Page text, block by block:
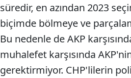
süredir, en azından 2023
biçimde bölmeye ve
Bu nedenle de AKP
muhalefet karşısında
gerektirmiyor. CHP'lilerin